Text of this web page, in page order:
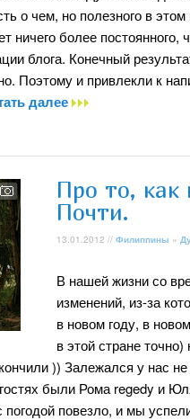
о чем, но полезного в
ничего более
блога. Конечный
Поэтому и привлекли к
далее
Про то, как
Почти.
13.01.2012 // Филиппины »
В нашей жизни со
изменений, из-за
в новом году, в
в этой стране
)) Залежался у нас не
были Рома regedy и
погодой повезло, и мы